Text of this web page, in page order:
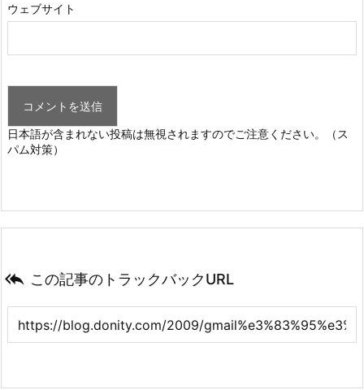
ウェブサイト
日本語が含まれない投稿は無視されますのでご注意ください。（ス
パム対策）
 この記事のトラックバックURL